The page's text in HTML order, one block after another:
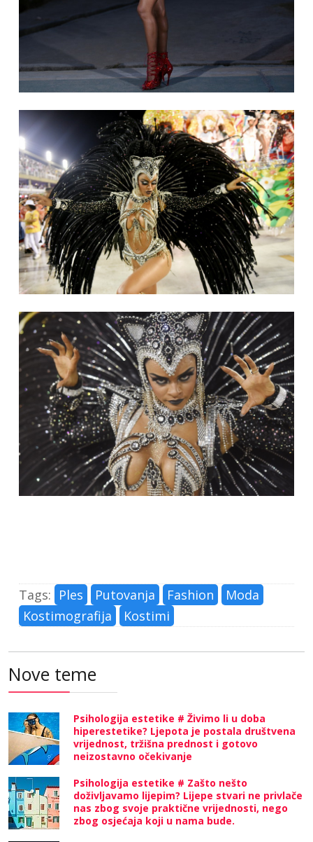
Tags: Ples Putovanja Fashion
Moda
Kostimografija
Kostimi
Nove teme
Psihologija estetike # Živimo li u doba
hiperestetike? Ljepota je postala društvena
vrijednost, tržišna prednost i gotovo
neizostavno očekivanje
Psihologija estetike # Zašto nešto
doživljavamo lijepim? Lijepe stvari ne privlače
nas zbog svoje praktične vrijednosti, nego
zbog osjećaja koji u nama bude.